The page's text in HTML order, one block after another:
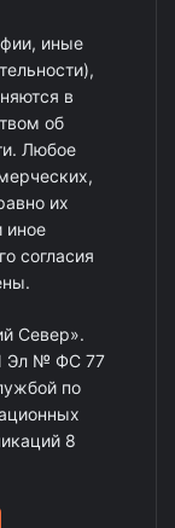
иные
в
об
Любое
их
иное
согласия
Север».
Эл № ФС 77
по
8